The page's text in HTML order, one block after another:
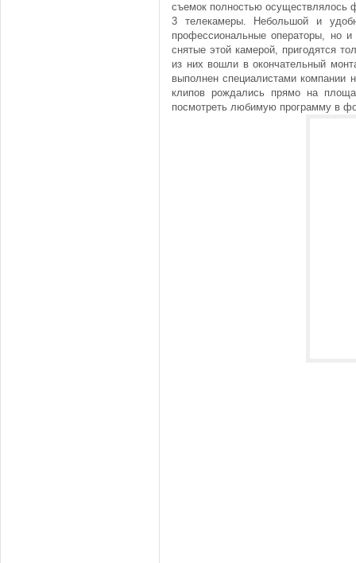
съемок полностью
3 телекамеры. Небольшой и
профессиональные операторы, но
снятые этой камерой, пригодятся
из них вошли в окончательный
выполнен специалистами компании
клипов рождались прямо на
посмотреть любимую программу в